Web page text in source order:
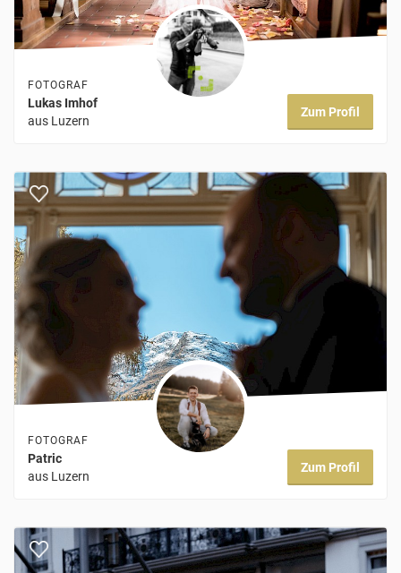
FOTOGRAF
Lukas Imhof
aus Luzern
Zum Profil
FOTOGRAF
Patric
aus Luzern
Zum Profil